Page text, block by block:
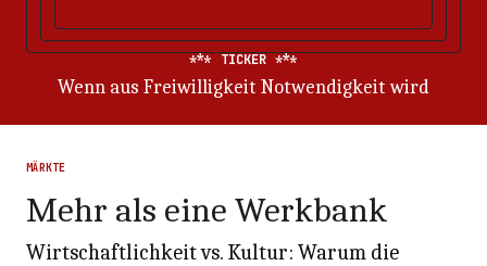
TICKER
Wenn aus Freiwilligkeit Notwendigkeit wird
MÄRKTE
Mehr als eine Werkbank
Wirtschaftlichkeit vs. Kultur: Warum die